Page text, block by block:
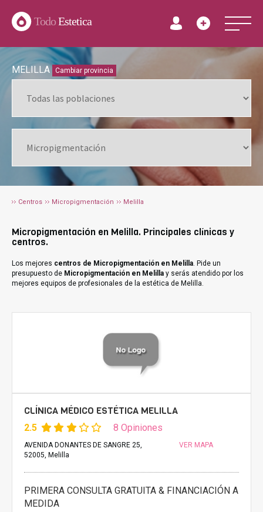
TodoEstetica
MELILLA Cambiar provincia
Centros Micropigmentación Melilla
Micropigmentación en Melilla. Principales clínicas y
centros.
Los mejores centros de Micropigmentación en Melilla. Pide un
presupuesto de Micropigmentación en Melilla y serás atendido por los
mejores equipos de profesionales de la estética de Melilla.
CLÍNICA MÉDICO ESTÉTICA MELILLA
2.5 8 Opiniones
AVENIDA DONANTES DE SANGRE 25,
52005, Melilla
VER MAPA
PRIMERA CONSULTA GRATUITA & FINANCIACIÓN A
MEDIDA